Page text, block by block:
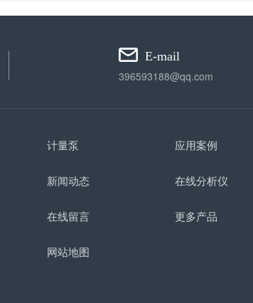
E-mail
396593188@qq.com
计量泵 应用案例
新闻动态 在线分析仪
在线留言 更多产品
网站地图